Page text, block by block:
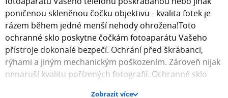
poničenou skleněnou čočku objektivu - kvalita fotek je
rázem během jedné menší nehody ohrožena!Toto
ochranné sklo poskytne čočkám fotoaparátu Vašeho
přístroje dokonalé bezpečí. Ochrání před škrábanci,
rýhami a jiným mechanickým poškozením. Zároveň nijak
nenaruší kvalitu pořízených fotografií. Ochranné sklo
Zobrazit více